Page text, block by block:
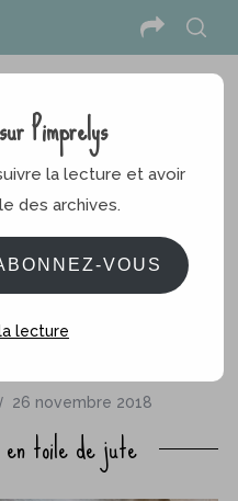
26 novembre 2018
toile de jute
Pimprelys
la lecture et avoir
des archives.
VOUS
lecture